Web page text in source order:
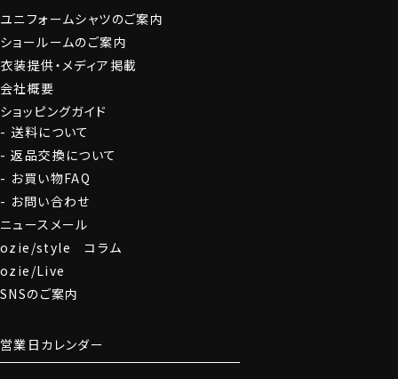
ユニフォームシャツのご案内
ショールームのご案内
衣装提供・メディア掲載
会社概要
ショッピングガイド
送料について
返品交換について
お買い物FAQ
お問い合わせ
ニュースメール
ozie/style コラム
ozie/Live
SNSのご案内
営業日カレンダー